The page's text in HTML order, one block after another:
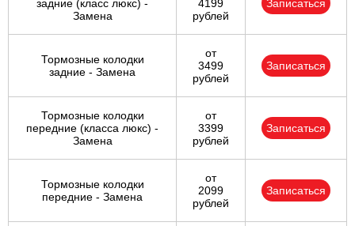
задние (класс люкс) -
Замена
4199
рублей
Записаться
Тормозные колодки
задние - Замена
от
3499
рублей
Записаться
Тормозные колодки
передние (класса люкс) -
Замена
от
3399
рублей
Записаться
Тормозные колодки
передние - Замена
от
2099
рублей
Записаться